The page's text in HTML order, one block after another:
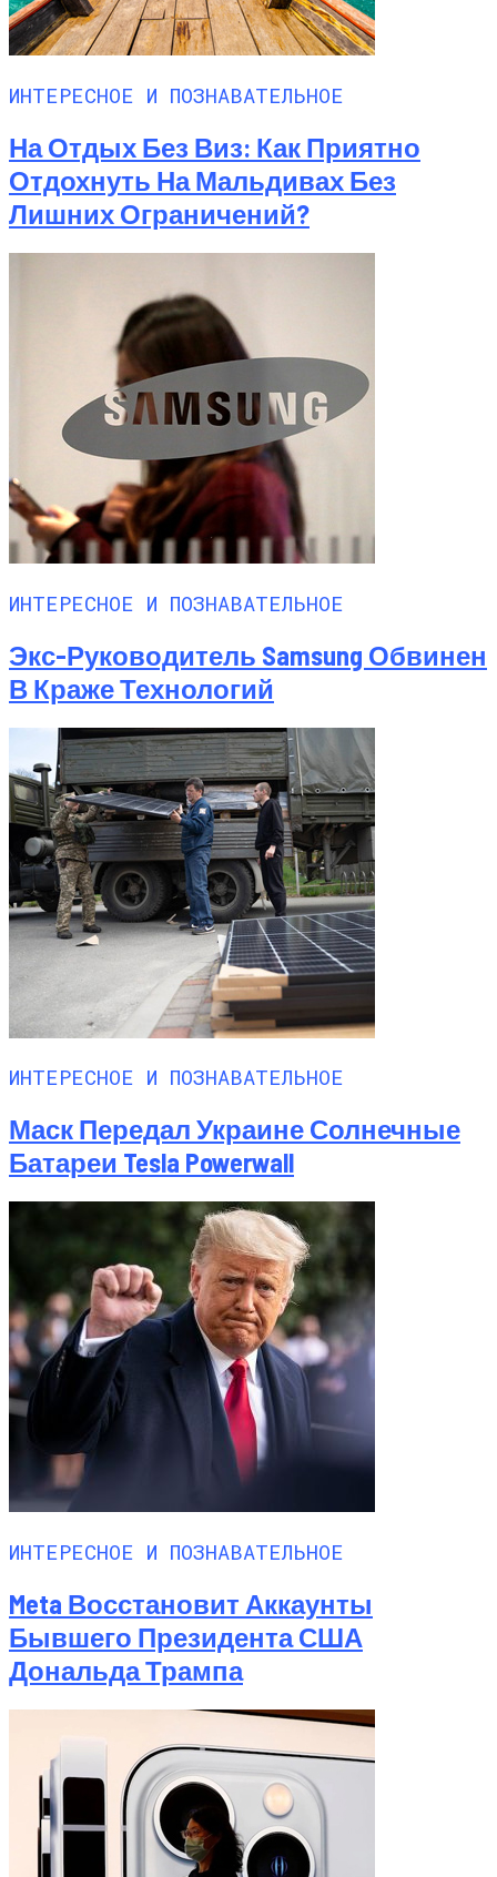
ИНТЕРЕСНОЕ И ПОЗНАВАТЕЛЬНОЕ
На Отдых Без Виз: Как Приятно
Отдохнуть На Мальдивах Без
Лишних Ограничений?
ИНТЕРЕСНОЕ И ПОЗНАВАТЕЛЬНОЕ
Экс-Руководитель Samsung Обвинен
В Краже Технологий
ИНТЕРЕСНОЕ И ПОЗНАВАТЕЛЬНОЕ
Маск Передал Украине Солнечные
Батареи Tesla Powerwall
ИНТЕРЕСНОЕ И ПОЗНАВАТЕЛЬНОЕ
Meta Восстановит Аккаунты
Бывшего Президента США
Дональда Трампа